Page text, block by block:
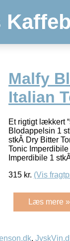
Malfy
Italian
Et rigtigt lækkert
Blodappelsin 1
stkÂ Dry Bitter
Tonic
Imperdibile 1
315 kr. (Vis
Læs mere »
,